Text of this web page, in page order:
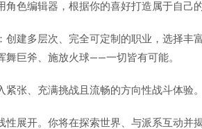
角色编辑器，根据你的喜好打造属于自己
创建多层次、完全可定制的职业，选择丰
舞巨斧、施放火球——一切皆有可能。
紧张、充满挑战且流畅的方向性战斗体验。
性展开。你将在探索世界、与派系互动并